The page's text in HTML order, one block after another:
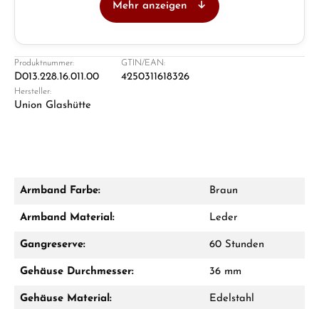
Ladengeschäft in Solingen
Mehr anzeigen
Produktnummer:
D013.228.16.011.00
GTIN/EAN:
4250311618326
Hersteller:
Union Glashütte
Armband Farbe: Braun
Armband Material: Leder
Gangreserve: 60 Stunden
Gehäuse Durchmesser: 36 mm
Gehäuse Material: Edelstahl